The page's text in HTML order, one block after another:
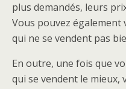
plus demandés, leurs
Vous pouvez
qui ne se vendent pas
En outre, une fois que
qui se vendent le mieux,